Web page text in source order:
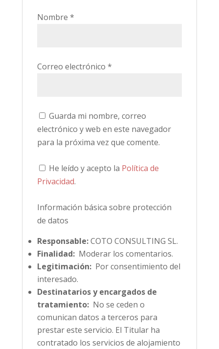
Nombre *
Correo electrónico *
Guarda mi nombre, correo
electrónico y web en este navegador
para la próxima vez que comente.
He leído y acepto la Política de
Privacidad.
Información básica sobre protección
de datos
Responsable:COTO CONSULTING SL.
Finalidad:Moderar los comentarios.
Legitimación:Por consentimiento del
interesado.
Destinatarios y encargados de
tratamiento:No se ceden o
comunican datos a terceros para
prestar este servicio. El Titular ha
contratado los servicios de alojamiento